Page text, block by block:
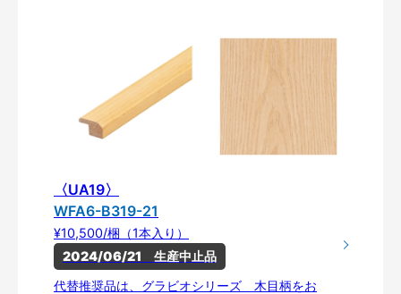
〈UA19〉
WFA6-B319-21
¥10,500/梱（1本入り）
2024/06/21　生産中止品
代替推奨品は、グラビオシリーズ 木目柄をお